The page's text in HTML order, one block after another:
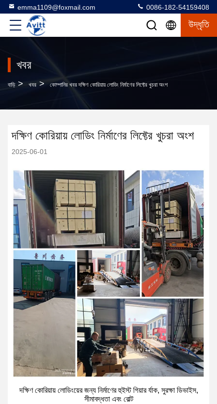
emma1109@foxmail.com 0086-182-54159408
উদ্ধৃতি
খবর
বাড়ি > খবর > কোম্পানির খবর দক্ষিণ কোরিয়ায় লোডিং নির্মাণের লিফ্টের খুচরা অংশ
দক্ষিণ কোরিয়ায় লোডিং নির্মাণের লিফ্টের খুচরা অংশ
2025-06-01
দক্ষিণ কোরিয়ায় লোডিংয়ের জন্য নির্মাণের হুইস্ট গিয়ার র্যাক, সুরক্ষা ডিভাইস,
সীমাবদ্ধতা এবং বোল্ট